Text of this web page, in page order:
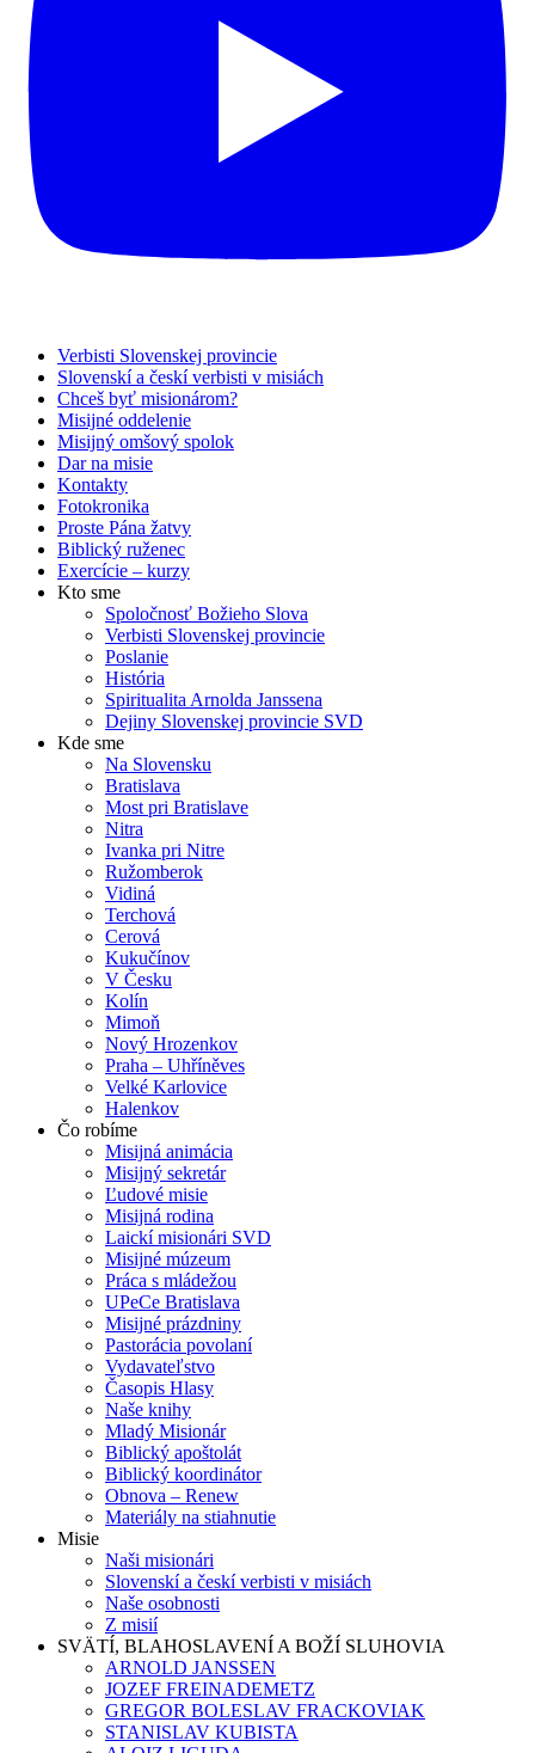
Verbisti Slovenskej provincie
Slovenskí a českí verbisti v misiách
Chceš byť misionárom?
Misijné oddelenie
Misijný omšový spolok
Dar na misie
Kontakty
Fotokronika
Proste Pána žatvy
Biblický ruženec
Exercície – kurzy
Kto sme
Spoločnosť Božieho Slova
Verbisti Slovenskej provincie
Poslanie
História
Spiritualita Arnolda Janssena
Dejiny Slovenskej provincie SVD
Kde sme
Na Slovensku
Bratislava
Most pri Bratislave
Nitra
Ivanka pri Nitre
Ružomberok
Vidiná
Terchová
Cerová
Kukučínov
V Česku
Kolín
Mimoň
Nový Hrozenkov
Praha – Uhříněves
Velké Karlovice
Halenkov
Čo robíme
Misijná animácia
Misijný sekretár
Ľudové misie
Misijná rodina
Laickí misionári SVD
Misijné múzeum
Práca s mládežou
UPeCe Bratislava
Misijné prázdniny
Pastorácia povolaní
Vydavateľstvo
Časopis Hlasy
Naše knihy
Mladý Misionár
Biblický apoštolát
Biblický koordinátor
Obnova – Renew
Materiály na stiahnutie
Misie
Naši misionári
Slovenskí a českí verbisti v misiách
Naše osobnosti
Z misií
SVÄTÍ, BLAHOSLAVENÍ A BOŽÍ SLUHOVIA
ARNOLD JANSSEN
JOZEF FREINADEMETZ
GREGOR BOLESLAV FRACKOVIAK
STANISLAV KUBISTA